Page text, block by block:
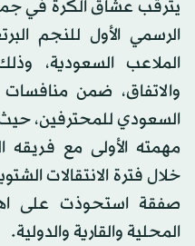
يترقب عشاق الكرة في
الرسمي الأول للنجم
الملاعب السعودية،
السعودي للمحترفين،
مهمته الأولى مع فريقه
صفقة استحوذت على
المحلية والقارية والدولية.